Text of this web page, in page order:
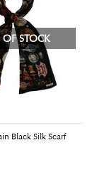
STOCK
Black Silk Scarf